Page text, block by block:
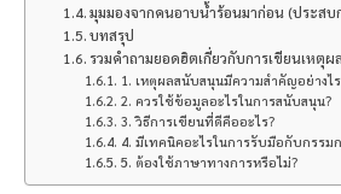
มุมมองจากคนอาบน้ำร้อนมาก่อน (ประสบ
บทสรุป
รวมคำถามยอดฮิตเกี่ยวกับการเขียนเหตุ
1. เหตุผลสนับสนุนมีความสำคัญอย่างไร
2. ควรใช้ข้อมูลอะไรในการสนับสนุน?
3. วิธีการเขียนที่ดีคืออะไร?
4. มีเทคนิคอะไรในการรับมือกับกรรม
5. ต้องใช้ภาษาทางการหรือไม่?